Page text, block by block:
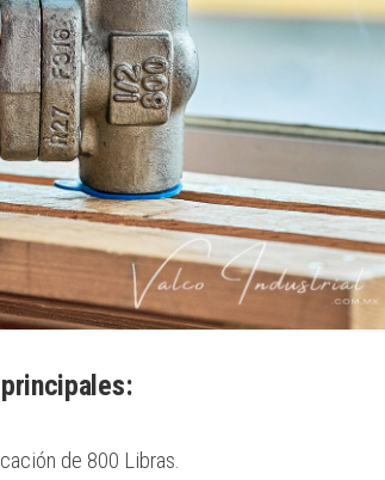
de 800 Libras.